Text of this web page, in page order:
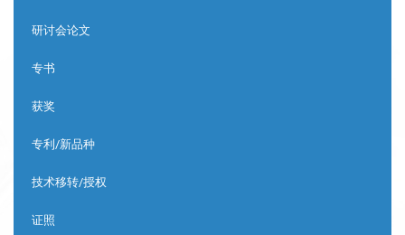
研讨会论文
专书
获奖
专利/新品种
技术移转/授权
证照